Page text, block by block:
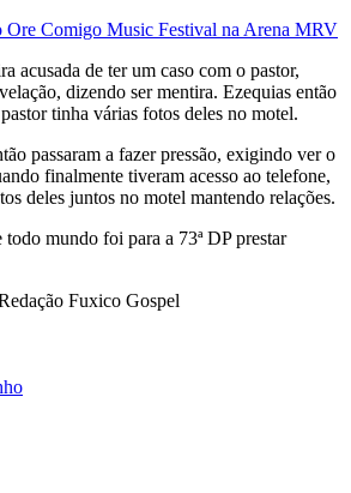
Ore Comigo Music Festival na Arena MRV
acusada de ter um caso com o pastor,
dizendo ser mentira. Ezequias então
tinha várias fotos deles no motel.
passaram a fazer pressão, exigindo ver o
finalmente tiveram acesso ao telefone,
deles juntos no motel mantendo relações.
mundo foi para a 73ª DP prestar
Fuxico Gospel